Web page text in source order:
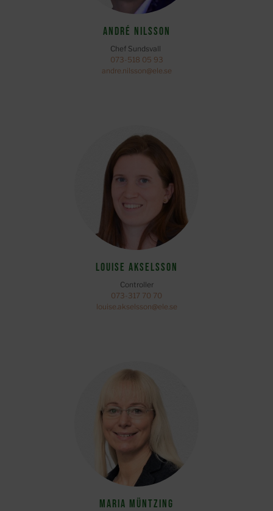
André Nilsson
Chef Sundsvall
073-518 05 93
andre.nilsson@ele.se
Louise Akselsson
Controller
073-317 70 70
louise.akselsson@ele.se
Maria Müntzing